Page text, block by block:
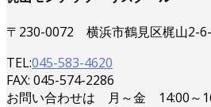
〒230-0072 横浜市鶴見区梶山2-
TEL:045-583-4620
FAX: 045-574-2286
お問い合わせは 月～金 14:00～